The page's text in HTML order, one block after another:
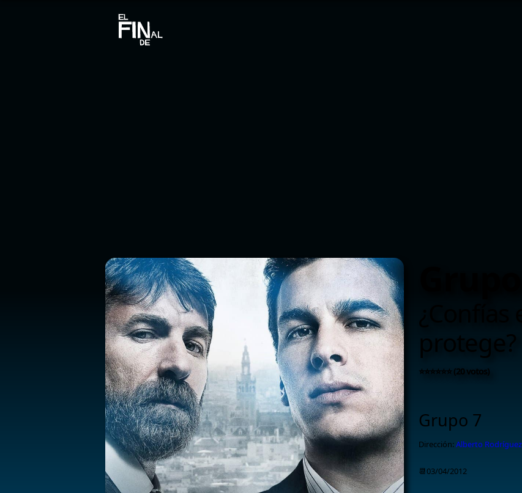
protege?
⭐⭐⭐⭐⭐⭐ (20 votos)
Grupo 7
Dirección: Alberto Rodríguez
📆03/04/2012